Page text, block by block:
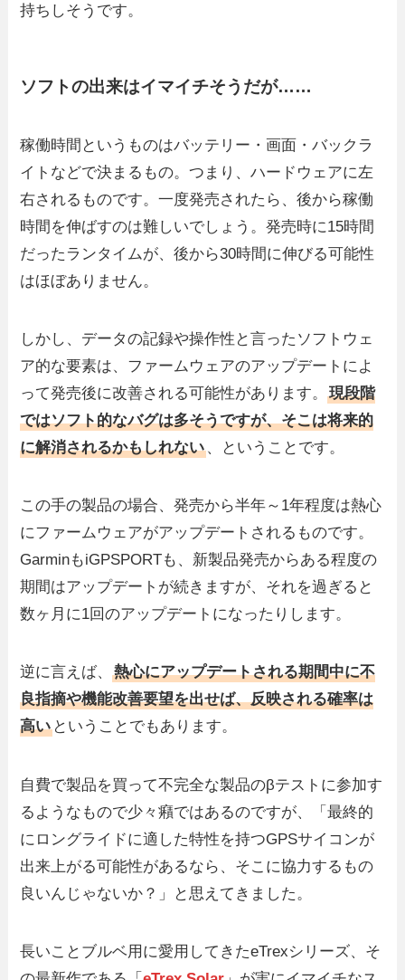
持ちしそうです。
ソフトの出来はイマイチそうだが……
稼働時間というものはバッテリー・画面・バックラ
イトなどで決まるもの。つまり、ハードウェアに左
右されるものです。一度発売されたら、後から稼働
時間を伸ばすのは難しいでしょう。発売時に15時間
だったランタイムが、後から30時間に伸びる可能性
はほぼありません。
しかし、データの記録や操作性と言ったソフトウェ
ア的な要素は、ファームウェアのアップデートによ
って発売後に改善される可能性があります。現段階
ではソフト的なバグは多そうですが、そこは将来的
に解消されるかもしれない、ということです。
この手の製品の場合、発売から半年～1年程度は熱心
にファームウェアがアップデートされるものです。
GarminもiGPSPORTも、新製品発売からある程度の
期間はアップデートが続きますが、それを過ぎると
数ヶ月に1回のアップデートになったりします。
逆に言えば、熱心にアップデートされる期間中に不
良指摘や機能改善要望を出せば、反映される確率は
高い ということでもあります。
自費で製品を買って不完全な製品のβテストに参加す
るようなもので少々癪ではあるのですが、「最終的
にロングライドに適した特性を持つGPSサイコンが
出来上がる可能性があるなら、そこに協力するもの
良いんじゃないか？」と思えてきました。
長いことブルベ用に愛用してきたeTrexシリーズ、そ